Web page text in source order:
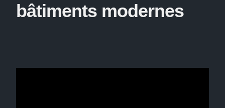
bâtiments modernes